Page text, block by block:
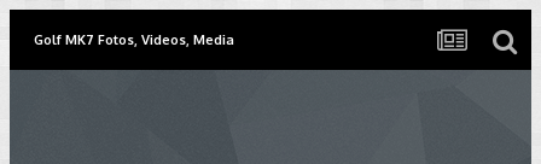
Golf MK7 Fotos, Videos, Media